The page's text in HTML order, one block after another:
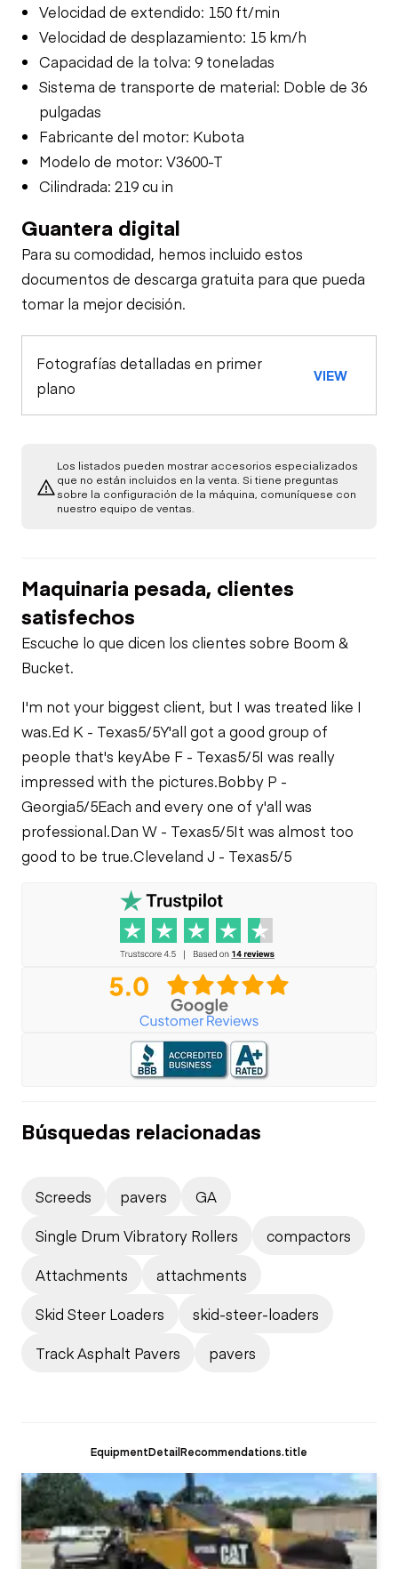
Velocidad de extendido: 150 ft/min
Velocidad de desplazamiento: 15 km/h
Capacidad de la tolva: 9 toneladas
Sistema de transporte de material: Doble de 36
pulgadas
Fabricante del motor: Kubota
Modelo de motor: V3600-T
Cilindrada: 219 cu in
Guantera digital
Para su comodidad, hemos incluido estos
documentos de descarga gratuita para que pueda
tomar la mejor decisión.
Fotografías detalladas en primer
plano
VIEW
Los listados pueden mostrar accesorios especializados
que no están incluidos en la venta. Si tiene preguntas
sobre la configuración de la máquina, comuníquese con
nuestro equipo de ventas.
Maquinaria pesada, clientes
satisfechos
Escuche lo que dicen los clientes sobre Boom &
Bucket.
I'm not your biggest client, but I was treated like I
was.Ed K - Texas5/5Y'all got a good group of
people that's keyAbe F - Texas5/5I was really
impressed with the pictures.Bobby P -
Georgia5/5Each and every one of y'all was
professional.Dan W - Texas5/5It was almost too
good to be true.Cleveland J - Texas5/5
Búsquedas relacionadas
Screeds pavers
GA
Single Drum Vibratory Rollers
compactors
Attachments
attachments
Skid Steer Loaders
skid-steer-loaders
Track Asphalt Pavers
pavers
EquipmentDetailRecommendations.title